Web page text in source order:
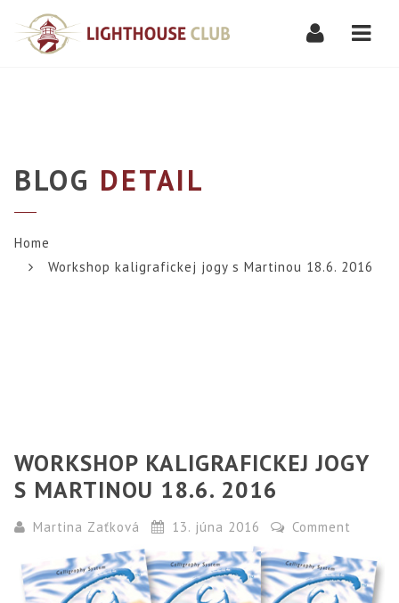
BLOG DETAIL
Home
Workshop kaligrafickej jogy s Martinou 18.6. 2016
WORKSHOP KALIGRAFICKEJ JOGY
S MARTINOU 18.6. 2016
Martina Zaťková 13. júna 2016 Comment